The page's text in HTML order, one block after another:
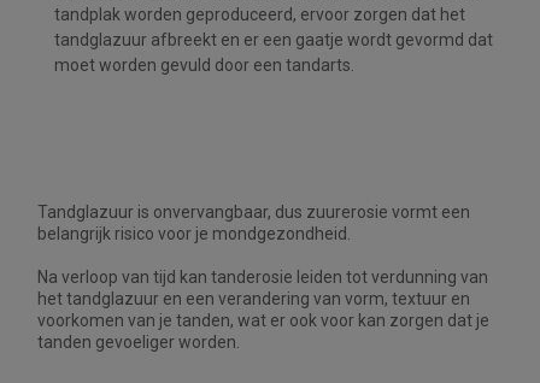
tandplak worden geproduceerd, ervoor zorgen dat het
tandglazuur afbreekt en er een gaatje wordt gevormd dat
moet worden gevuld door een tandarts.
Tandglazuur is onvervangbaar, dus zuurerosie vormt een
belangrijk risico voor je mondgezondheid.
Na verloop van tijd kan tanderosie leiden tot verdunning van
het tandglazuur en een verandering van vorm, textuur en
voorkomen van je tanden, wat er ook voor kan zorgen dat je
tanden gevoeliger worden.